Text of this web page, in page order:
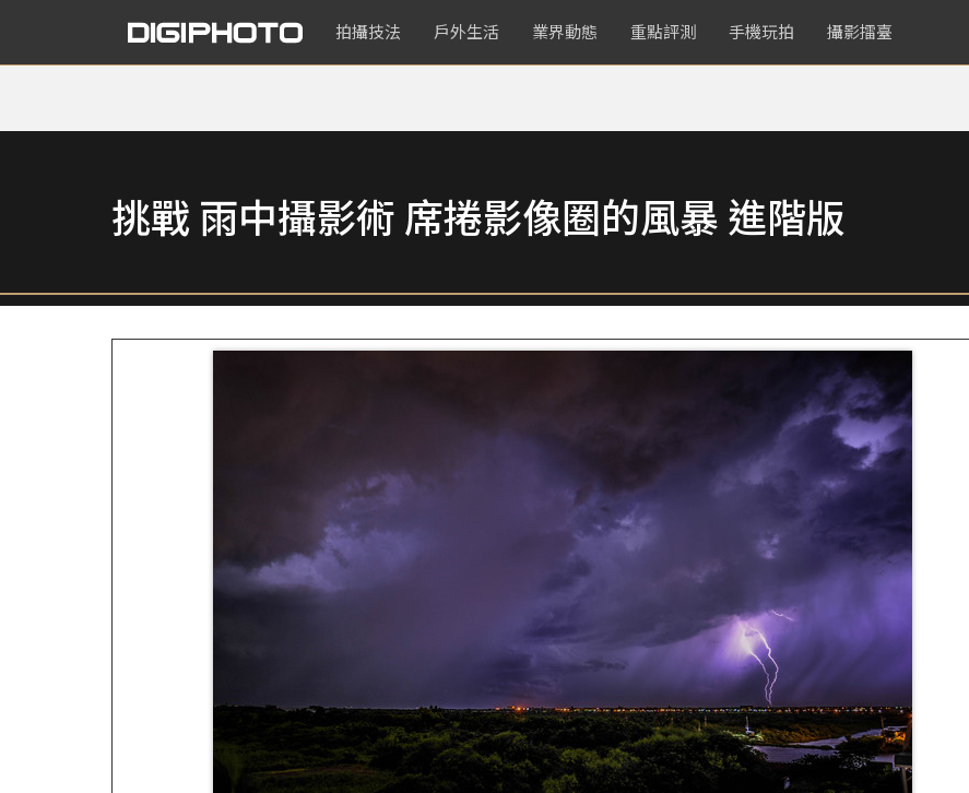
拍攝技法 戶外生活 業界動態 重點評測 手機玩拍 攝影擂臺
挑戰 雨中攝影術 席捲影像圈的風暴 進階版